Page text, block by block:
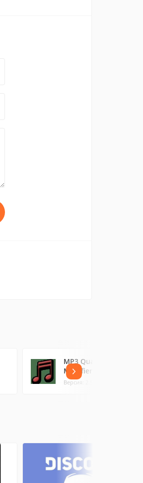
MP3 Quality
Modifier
Версия: 2.53 (0.71 МБ)